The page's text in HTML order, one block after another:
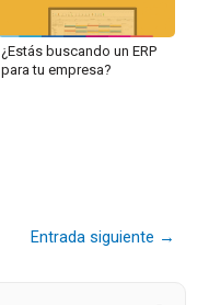
¿Estás buscando un ERP
para tu empresa?
Entrada siguiente →